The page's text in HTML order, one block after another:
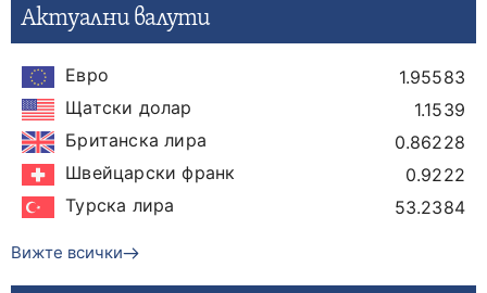
Актуални валути
Евро
1.95583
Щатски долар
1.1539
Британска лира
0.86228
Швейцарски франк
0.9222
Турска лира
53.2384
Вижте всички